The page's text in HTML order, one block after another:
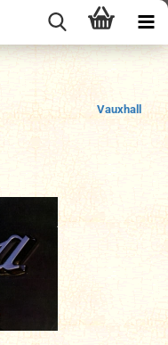
Vauxhall